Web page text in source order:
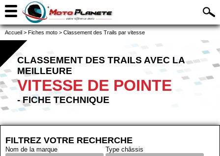
Accueil > Fiches moto > Classement des Trails par vitesse
CLASSEMENT DES TRAILS AVEC LA
MEILLEURE
VITESSE DE POINTE
- FICHE TECHNIQUE
FILTREZ VOTRE RECHERCHE
Nom de la marque Type châssis